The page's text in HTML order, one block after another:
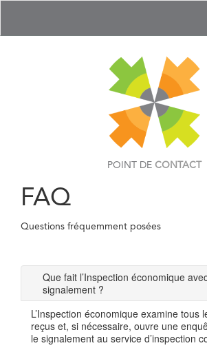
POINT DE CONTACT
FAQ
Questions fréquemment posées
Que fait l’Inspection économique
signalement ?
L’Inspection économique examine tous
reçus et, si nécessaire, ouvre une
le signalement au service d’inspection